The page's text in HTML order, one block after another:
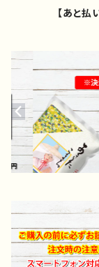
【あと払